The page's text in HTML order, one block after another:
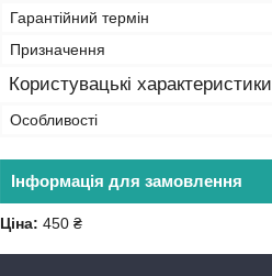
Гарантійний термін
Призначення
Користувацькі характеристики
Особливості
Інформація для замовлення
Ціна: 450 ₴